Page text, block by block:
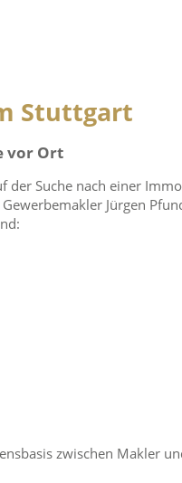
Stuttgart
vor Ort
der Suche nach einer
Gewerbemakler Jürgen
zwischen Makler